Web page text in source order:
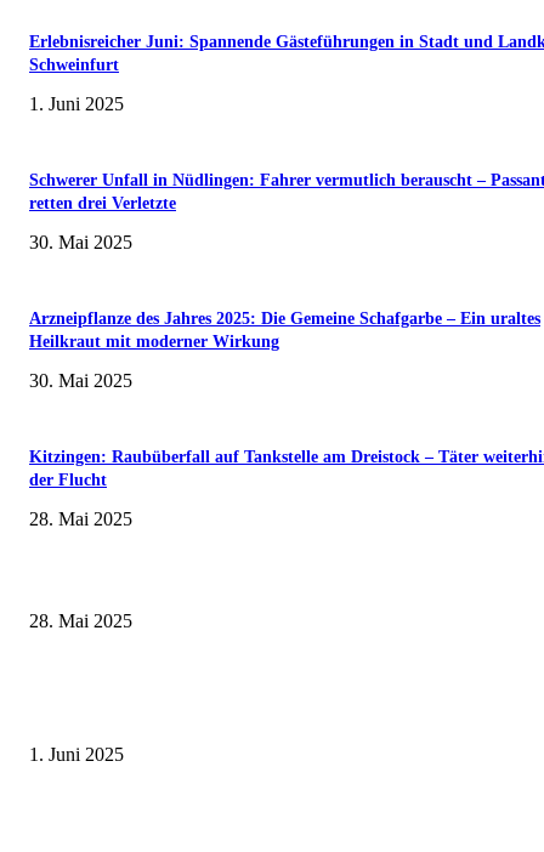
Erlebnisreicher Juni: Spannende Gästeführungen in Stadt und
Schweinfurt
1. Juni 2025
Schwerer Unfall in Nüdlingen: Fahrer vermutlich berauscht –
retten drei Verletzte
30. Mai 2025
Arzneipflanze des Jahres 2025: Die Gemeine Schafgarbe – Ein uraltes
Heilkraut mit moderner Wirkung
30. Mai 2025
Kitzingen: Raubüberfall auf Tankstelle am Dreistock – Täter
der Flucht
28. Mai 2025
28. Mai 2025
1. Juni 2025